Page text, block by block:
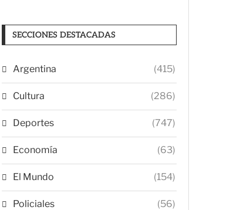
SECCIONES DESTACADAS
Argentina (415)
Cultura (286)
Deportes (747)
Economía (63)
El Mundo (154)
Policiales (56)